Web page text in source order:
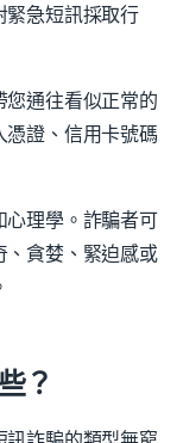
緊急短訊採取行
您通往看似正常的
憑證、信用卡號碼
理學。 詐騙者可
、貪婪、緊迫感或
？